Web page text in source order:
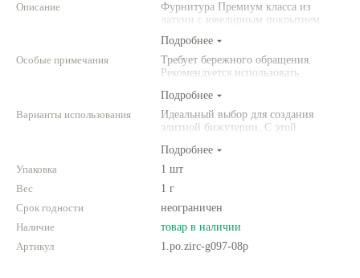
Описание
Фурнитура Премиум класса из
латуни с ювелирным покрытием
Подробнее
Особые примечания
Требует бережного обращения.
Рекомендуется использовать
американского производства).
Подробнее
Варианты использования
Идеальный выбор для создания
элитной бижутерии. С этой
выглядеть по-настоящему роскошно!
Подробнее
Упаковка
1 шт
Вес
1 г
Срок годности
неограничен
Наличие
товар в наличии
Артикул
1.po.zirc-g097-08p